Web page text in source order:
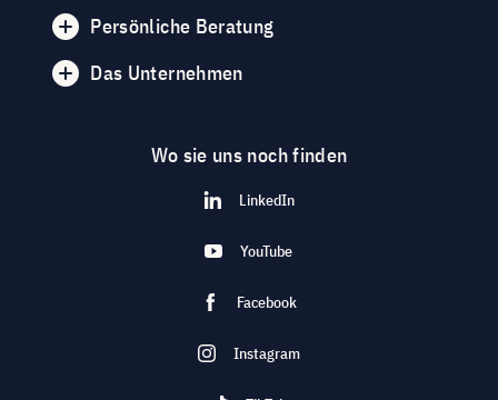
Persönliche Beratung
Das Unternehmen
Wo sie uns noch finden
LinkedIn
YouTube
Facebook
Instagram